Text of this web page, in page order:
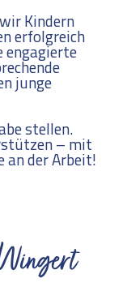
Kindern
erfolgreich
engagierte
junge
stellen.
– mit
an der Arbeit!